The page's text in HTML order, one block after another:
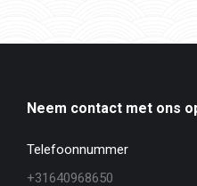
Neem contact met ons
Telefoonnummer
+31640968650